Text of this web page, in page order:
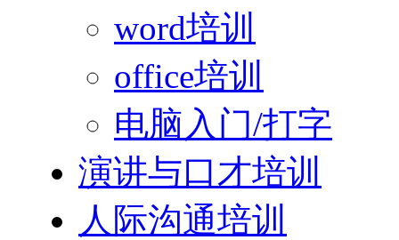
word培训
office培训
电脑入门/打字
演讲与口才培训
人际沟通培训